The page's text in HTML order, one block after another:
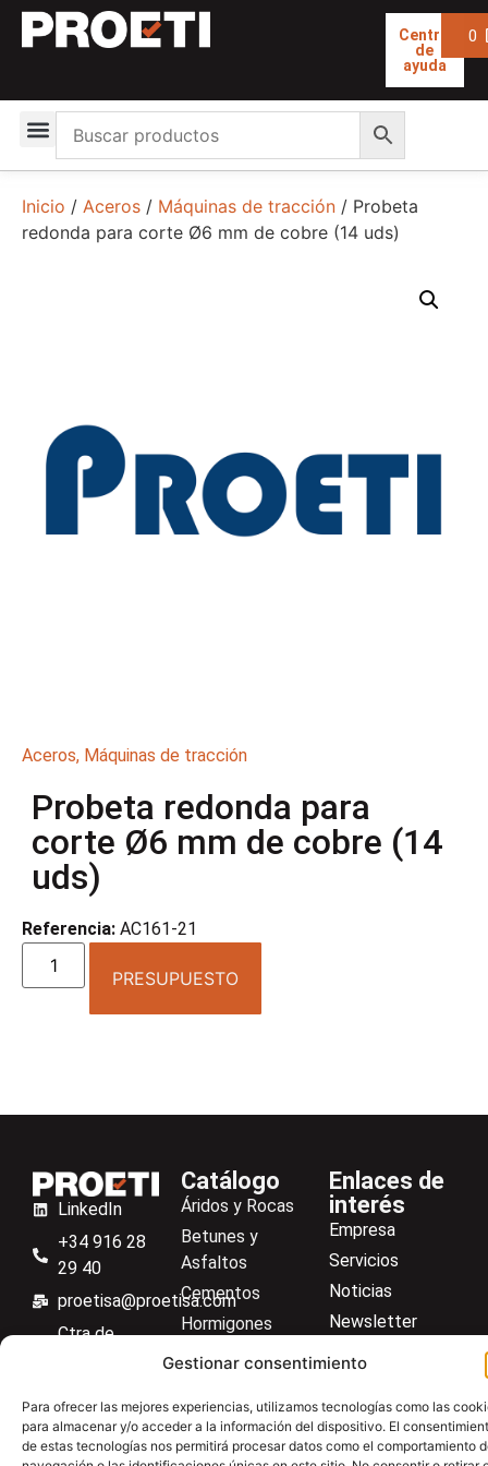
Gestionar consentimiento
Para ofrecer las mejores experiencias, utilizamos tecnologías como las
para almacenar y/o acceder a la información del dispositivo. El
de estas tecnologías nos permitirá procesar datos como el comportamiento
Centro
de
ayuda
0
Inicio / Aceros / Máquinas de tracción / Probeta
redonda para corte Ø6 mm de cobre (14 uds)
Aceros, Máquinas de tracción
Probeta redonda para
corte Ø6 mm de cobre (14
uds)
Referencia: AC161-21
PRESUPUESTO
LinkedIn
+34 916 28
29 40
proetisa@proetisa.com
Ctra de
M-106, Km
4,1, 28110
Catálogo
Áridos y Rocas
Betunes y
Asfaltos
Cementos
Hormigones
Suelos
Aceros
Material general
Enlaces de
interés
Empresa
Servicios
Noticias
Newsletter
Descargas
Centro de ayuda